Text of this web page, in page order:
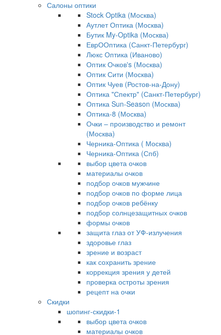
Салоны оптики
Stock Optika (Москва)
Аутлет Оптика (Москва)
Бутик My-Optika (Москва)
ЕврООптика (Санкт-Петербург)
Люкс Оптика (Иваново)
Оптик Очков's (Москва)
Оптик Сити (Москва)
Оптик Чуев (Ростов-на-Дону)
Оптика "Спектр" (Санкт-Петербург)
Оптика Sun-Season (Москва)
Оптика-8 (Москва)
Очки – производство и ремонт
(Москва)
Черника-Оптика ( Москва)
Черника-Оптика (Спб)
выбор цвета очков
материалы очков
подбор очков мужчине
подбор очков по форме лица
подбор очков ребёнку
подбор солнцезащитных очков
формы очков
защита глаз от УФ-излучения
здоровье глаз
зрение и возраст
как сохранить зрение
коррекция зрения у детей
проверка остроты зрения
рецепт на очки
Скидки
шопинг-скидки-1
выбор цвета очков
материалы очков